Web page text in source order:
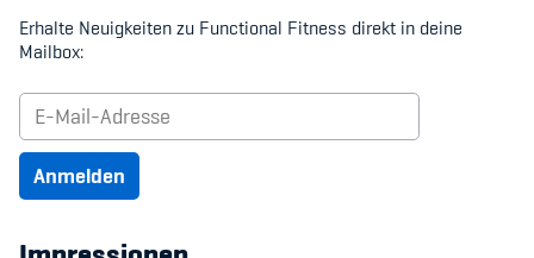
Schwangerschaft & Sport
Spitzensport & Studium
Erhalte Neuigkeiten zu Functional Fitness direkt in deine
Mailbox:
Anmelden